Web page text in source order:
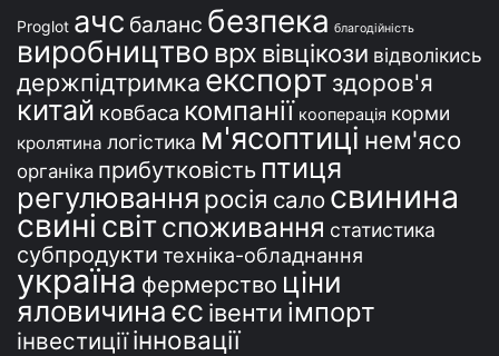
Proglot ачс баланс безпека благодійність
виробництво врх вівцікози відволікись
держпідтримка експорт здоров'я
китай ковбаса компанії кооперація корми
кролятина логістика м'ясоптиці нем'ясо
органіка прибутковість птиця
регулювання росія сало свинина
свині світспоживання статистика
субпродукти техніка-обладнання
україна фермерство ціни
яловичинаєс івенти імпорт
інвестиції інновації